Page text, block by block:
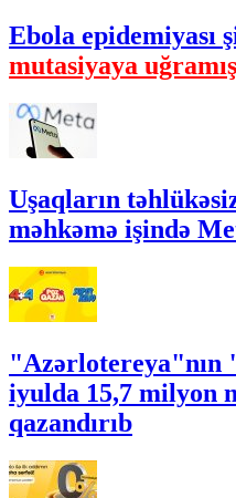
Ebola epidemiyası
mutasiyaya
Uşaqların
məhkəmə işində
"Azərlotereya"nın
iyulda 15,7 milyon
qazandırıb